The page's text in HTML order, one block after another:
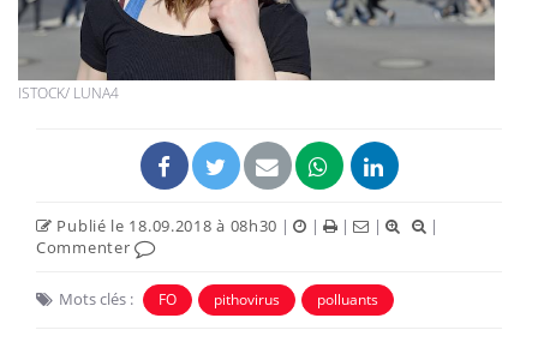
ISTOCK/ LUNA4
Publié le 18.09.2018 à 08h30 | | | |
|
Commenter
Mots clés : FO pithovirus polluants